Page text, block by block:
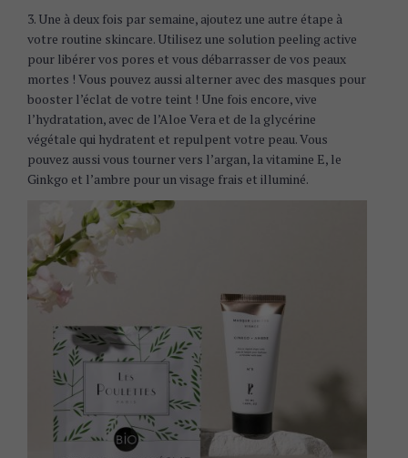
3. Une à deux fois par semaine, ajoutez une autre étape à
votre routine skincare. Utilisez une solution peeling active
pour libérer vos pores et vous débarrasser de vos peaux
mortes ! Vous pouvez aussi alterner avec des masques pour
booster l’éclat de votre teint ! Une fois encore, vive
l’hydratation, avec de l’Aloe Vera et de la glycérine
végétale qui hydratent et repulpent votre peau. Vous
pouvez aussi vous tourner vers l’argan, la vitamine E, le
Ginkgo et l’ambre pour un visage frais et illuminé.